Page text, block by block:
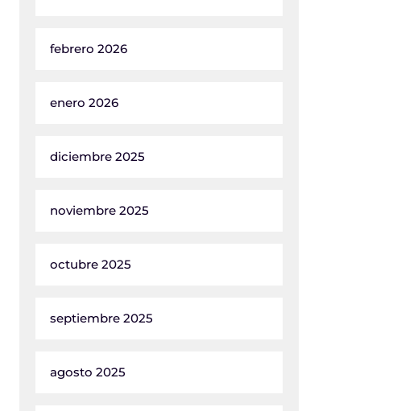
febrero 2026
enero 2026
diciembre 2025
noviembre 2025
octubre 2025
septiembre 2025
agosto 2025